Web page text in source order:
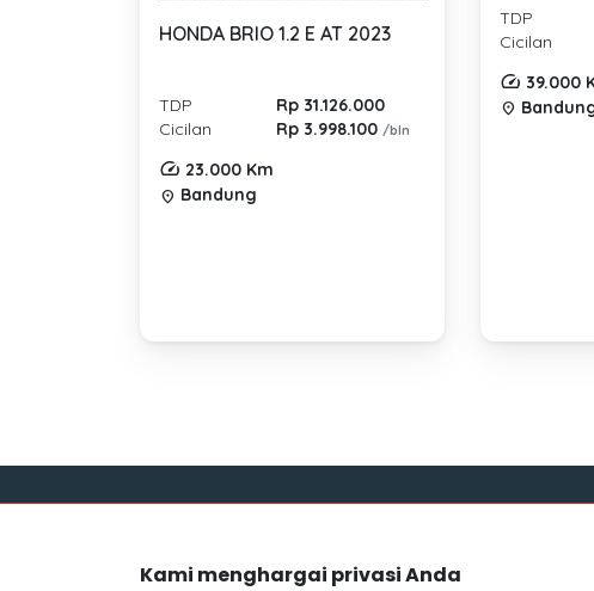
HONDA BRIO 1.2 E AT 2023
TDP
Rp 31.126.000
Cicilan
Rp 3.998.100/bln
23.000 Km
location_on Bandung
TDP
Cicilan
39.000
location_on
Mocil.id by DSF dikembangkan sebagai
Kami menghargai privasi Anda